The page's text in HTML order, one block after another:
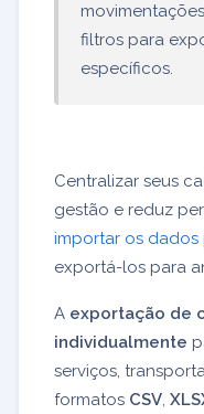
filtros para
específicos.
Centralizar seus
gestão e reduz
importar os dados
exportá-los para
A exportação de
individualmente
serviços,
formatos CSV